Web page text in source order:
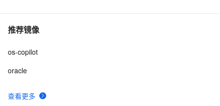
推荐镜像
查看更多
os-copilot
oracle